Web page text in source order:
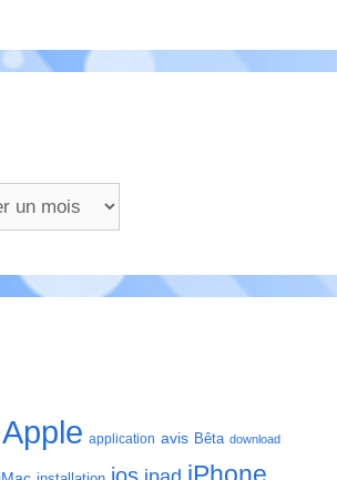
Apple application avis Bêta download